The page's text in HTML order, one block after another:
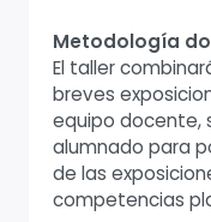
Metodología
El taller
breves
equipo docente,
alumnado para
de las
competencias